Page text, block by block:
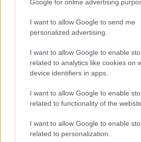
Google for online advertising
I want to allow Google to send me
personalized advertising.
I want to allow Google to enable
related to analytics like cookies on
device identifiers in apps.
I want to allow Google to enable
related to functionality of the
I want to allow Google to enable
related to personalization.
#mátrai erőmű
#kombinált
#energiaátállás
#környezetvédelem
#gazdaságfejlesztés